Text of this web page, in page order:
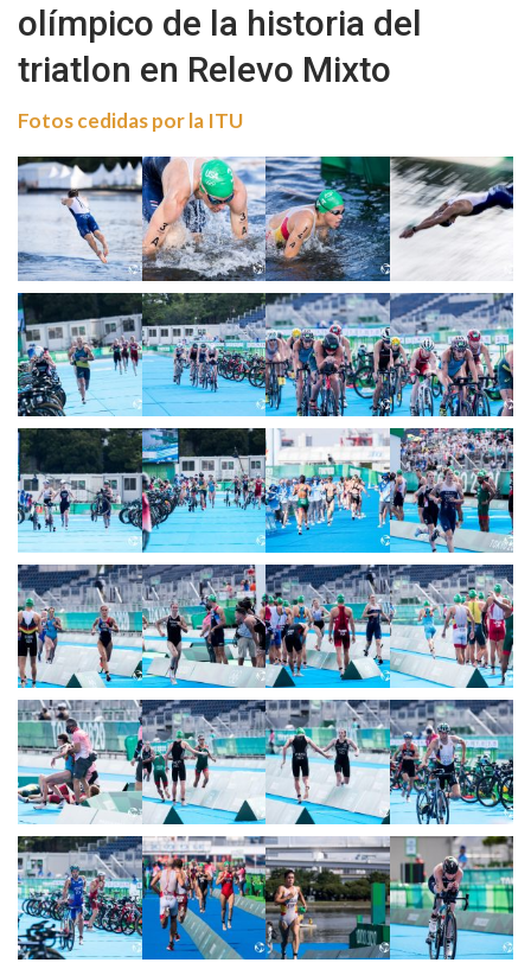
olímpico de la historia del
triatlon en Relevo Mixto
Fotos cedidas por la ITU